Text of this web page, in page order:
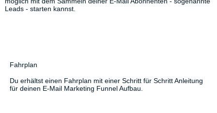
Leads - starten kannst.
Fahrplan
Du erhältst einen Fahrplan mit einer Schritt für Schritt Anleitung
für deinen E-Mail Marketing Funnel Aufbau.